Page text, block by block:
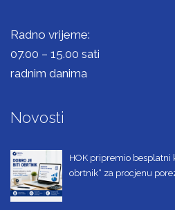
Radno vrijeme:
07.00 – 15.00 sati
radnim danima
Novosti
HOK pripremio besplatni
obrtnik“ za procjenu